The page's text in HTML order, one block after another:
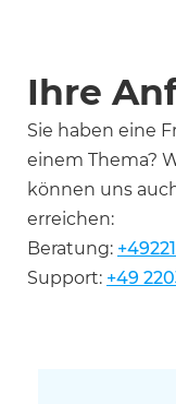
Ihre
Sie haben eine
einem Thema?
können uns
erreichen:
Beratung:
Support: +49